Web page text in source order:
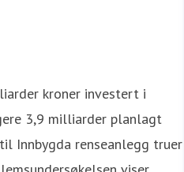
kroner investert i
3,9 milliarder planlagt
Innbygda renseanlegg truer